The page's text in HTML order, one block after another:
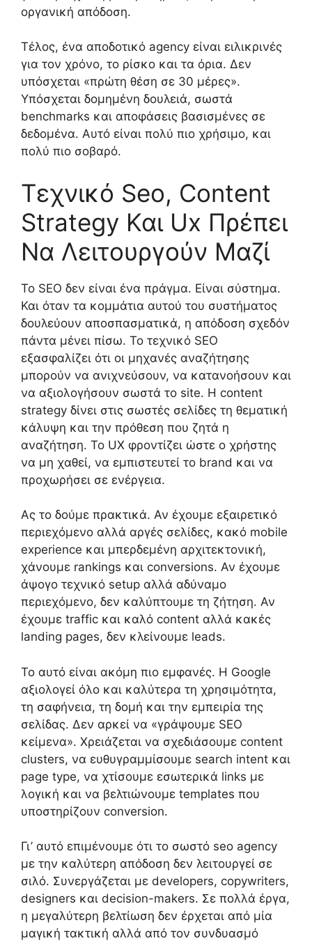
οργανική απόδοση.
Τέλος, ένα αποδοτικό agency είναι ειλικρινές
για τον χρόνο, το ρίσκο και τα όρια. Δεν
υπόσχεται «πρώτη θέση σε 30 μέρες».
Υπόσχεται δομημένη δουλειά, σωστά
benchmarks και αποφάσεις βασισμένες σε
δεδομένα. Αυτό είναι πολύ πιο χρήσιμο, και
πολύ πιο σοβαρό.
Τεχνικό Seo, Content
Strategy Και Ux Πρέπει
Να Λειτουργούν Μαζί
Το SEO δεν είναι ένα πράγμα. Είναι σύστημα.
Και όταν τα κομμάτια αυτού του συστήματος
δουλεύουν αποσπασματικά, η απόδοση σχεδόν
πάντα μένει πίσω. Το τεχνικό SEO
εξασφαλίζει ότι οι μηχανές αναζήτησης
μπορούν να ανιχνεύσουν, να κατανοήσουν και
να αξιολογήσουν σωστά το site. Η content
strategy δίνει στις σωστές σελίδες τη θεματική
κάλυψη και την πρόθεση που ζητά η
αναζήτηση. Το UX φροντίζει ώστε ο χρήστης
να μη χαθεί, να εμπιστευτεί το brand και να
προχωρήσει σε ενέργεια.
Ας το δούμε πρακτικά. Αν έχουμε εξαιρετικό
περιεχόμενο αλλά αργές σελίδες, κακό mobile
experience και μπερδεμένη αρχιτεκτονική,
χάνουμε rankings και conversions. Αν έχουμε
άψογο τεχνικό setup αλλά αδύναμο
περιεχόμενο, δεν καλύπτουμε τη ζήτηση. Αν
έχουμε traffic και καλό content αλλά κακές
landing pages, δεν κλείνουμε leads.
Το αυτό είναι ακόμη πιο εμφανές. Η Google
αξιολογεί όλο και καλύτερα τη χρησιμότητα,
τη σαφήνεια, τη δομή και την εμπειρία της
σελίδας. Δεν αρκεί να «γράψουμε SEO
κείμενα». Χρειάζεται να σχεδιάσουμε content
clusters, να ευθυγραμμίσουμε search intent και
page type, να χτίσουμε εσωτερικά links με
λογική και να βελτιώνουμε templates που
υποστηρίζουν conversion.
Γι’ αυτό επιμένουμε ότι το σωστό seo agency
με την καλύτερη απόδοση δεν λειτουργεί σε
σιλό. Συνεργάζεται με developers, copywriters,
designers και decision-makers. Σε πολλά έργα,
η μεγαλύτερη βελτίωση δεν έρχεται από μία
μαγική τακτική αλλά από τον συνδυασμό